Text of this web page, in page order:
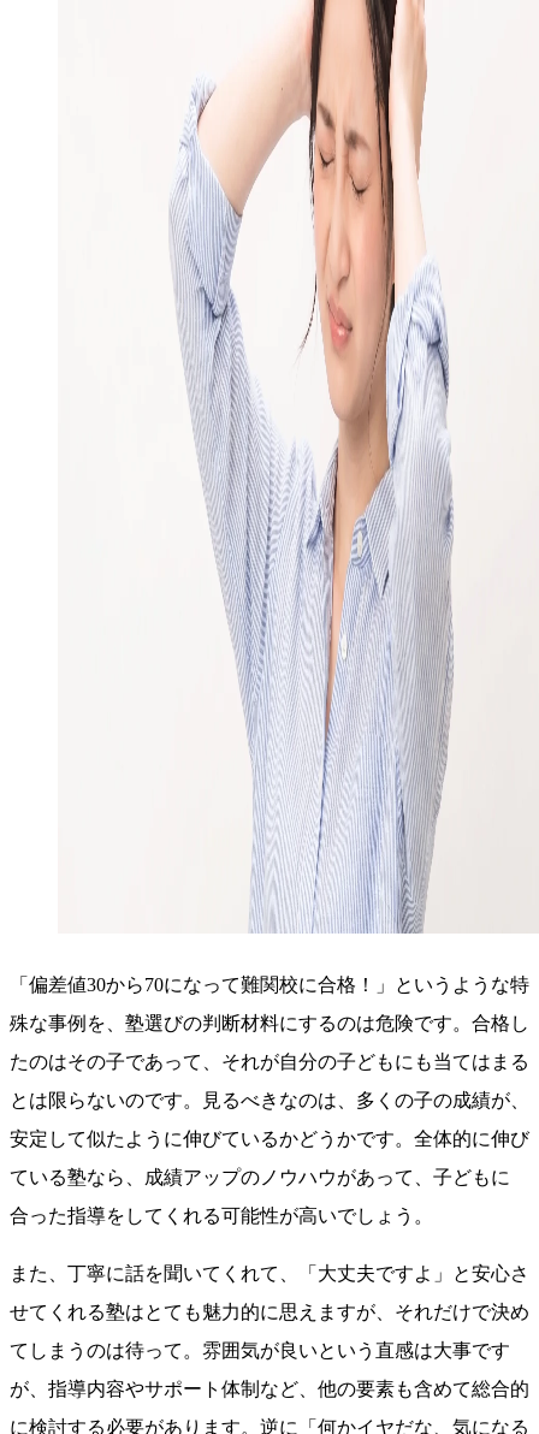
「偏差値30から70になって難関校に合格！」というような特
殊な事例を、塾選びの判断材料にするのは危険です。合格し
たのはその子であって、それが自分の子どもにも当てはまる
とは限らないのです。見るべきなのは、多くの子の成績が、
安定して似たように伸びているかどうかです。全体的に伸び
ている塾なら、成績アップのノウハウがあって、子どもに
合った指導をしてくれる可能性が高いでしょう。
また、丁寧に話を聞いてくれて、「大丈夫ですよ」と安心さ
せてくれる塾はとても魅力的に思えますが、それだけで決め
てしまうのは待って。雰囲気が良いという直感は大事です
が、指導内容やサポート体制など、他の要素も含めて総合的
に検討する必要があります。逆に「何かイヤだな、気になる